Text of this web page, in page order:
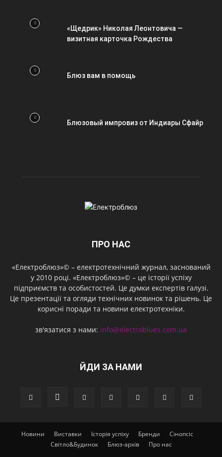
«Щедрик» Николая Леонтовича —
визитная карточка Рождества
Блюз вам в помощь
Блюзовый импровиз от Индиары Сфайр
ПРО НАС
«Електроблюз»© – електротехнічний журнал, заснований
у 2010 році. «Електроблюз»© – це історії успіху
підприємств та особистостей. Це думки експертів галузі.
Це презентації та огляди технічних новинок та рішень. Це
корисні поради та новини електротехніки.
зв'язатися з нами: info@electroblues.com.ua
ЙДИ ЗА НАМИ
Новини Виставки Історія успіху Бренди
Сінопсіс
Світло&Будинок
Блюз-архів Про нас